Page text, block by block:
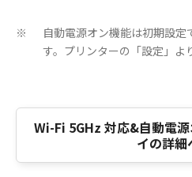
※
自動電源オン機能は初期設定
す。プリンターの「設定」よ
Wi-Fi 5GHz 対応&自動電
イの詳細